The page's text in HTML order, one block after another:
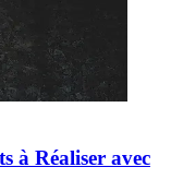
à Réaliser avec